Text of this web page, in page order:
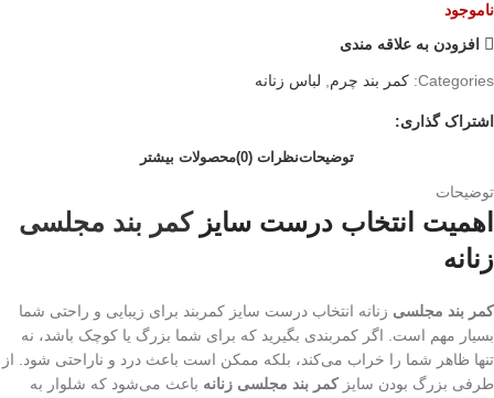
ناموجود
افزودن به علاقه مندی
Categories: کمر بند چرم, لباس زنانه
اشتراک گذاری:
توضیحاتنظرات (0) محصولات بیشتر
توضیحات
اهمیت انتخاب درست سایز کمر بند مجلسی
زنانه
کمر بند مجلسی زنانه انتخاب درست سایز کمربند برای زیبایی و راحتی شما
بسیار مهم است. اگر کمربندی بگیرید که برای شما بزرگ یا کوچک باشد، نه
تنها ظاهر شما را خراب می‌کند، بلکه ممکن است باعث درد و ناراحتی شود. از
طرفی بزرگ بودن سایزکمر بند مجلسی زنانه باعث می‌شود که شلوار به